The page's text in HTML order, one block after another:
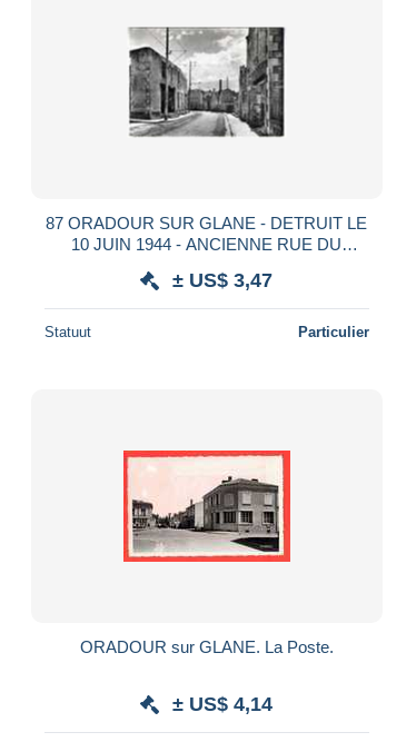
87 ORADOUR SUR GLANE - DETRUIT LE
10 JUIN 1944 - ANCIENNE RUE DU
1950/60
± US$ 3,47
Statuut Particulier
ORADOUR sur GLANE. La Poste.
± US$ 4,14